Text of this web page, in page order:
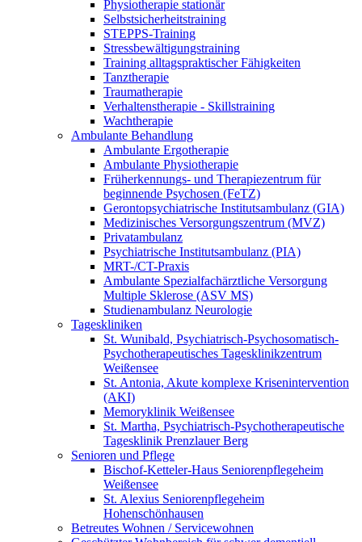
Physiotherapie stationär
Selbstsicherheitstraining
STEPPS-Training
Stressbewältigungstraining
Training alltagspraktischer Fähigkeiten
Tanztherapie
Traumatherapie
Verhaltenstherapie - Skillstraining
Wachtherapie
Ambulante Behandlung
Ambulante Ergotherapie
Ambulante Physiotherapie
Früherkennungs- und Therapiezentrum für
beginnende Psychosen (FeTZ)
Gerontopsychiatrische Institutsambulanz (GIA)
Medizinisches Versorgungszentrum (MVZ)
Privatambulanz
Psychiatrische Institutsambulanz (PIA)
MRT-/CT-Praxis
Ambulante Spezialfachärztliche Versorgung
Multiple Sklerose (ASV MS)
Studienambulanz Neurologie
Tageskliniken
St. Wunibald, Psychiatrisch-Psychosomatisch-
Psychotherapeutisches Tagesklinikzentrum
Weißensee
St. Antonia, Akute komplexe Krisenintervention
(AKI)
Memoryklinik Weißensee
St. Martha, Psychiatrisch-Psychotherapeutische
Tagesklinik Prenzlauer Berg
Senioren und Pflege
Bischof-Ketteler-Haus Seniorenpflegeheim
Weißensee
St. Alexius Seniorenpflegeheim
Hohenschönhausen
Betreutes Wohnen / Servicewohnen